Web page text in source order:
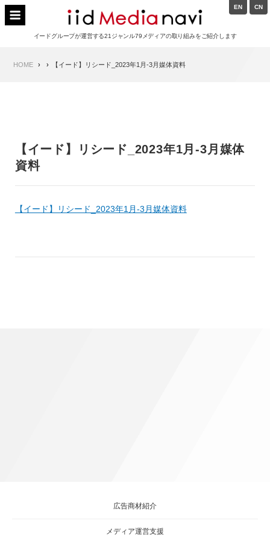
Skip
イードメディアナビ
イードグループが運営する21ジャンル79メディアの取り組みをご紹介します
Navigation
EN CN
HOME 【イード】リシード_2023年1月-3月媒体資料
【イード】リシード_2023年1月-3月媒体
資料
【イード】リシード_2023年1月-3月媒体資料
広告商材紹介
メディア運営支援